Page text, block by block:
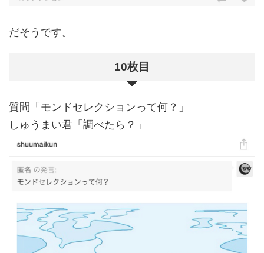
だそうです。
10枚目
質問「モンドセレクションって何？」
しゅうまい君「調べたら？」